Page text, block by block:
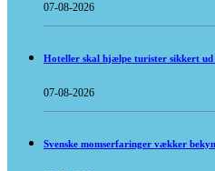
07-08-2026
Hoteller skal hjælpe turister sikkert ud
07-08-2026
Svenske momserfaringer vækker